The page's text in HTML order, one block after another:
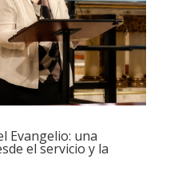
Evangelio: una
el servicio y la